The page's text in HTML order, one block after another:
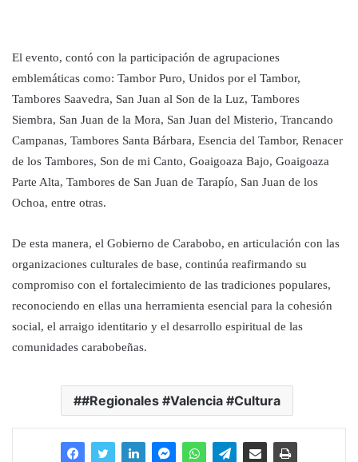
El evento, contó con la participación de agrupaciones
emblemáticas como: Tambor Puro, Unidos por el Tambor,
Tambores Saavedra, San Juan al Son de la Luz, Tambores
Siembra, San Juan de la Mora, San Juan del Misterio, Trancando
Campanas, Tambores Santa Bárbara, Esencia del Tambor, Renacer
de los Tambores, Son de mi Canto, Goaigoaza Bajo, Goaigoaza
Parte Alta, Tambores de San Juan de Tarapío, San Juan de los
Ochoa, entre otras.
De esta manera, el Gobierno de Carabobo, en articulación con las
organizaciones culturales de base, continúa reafirmando su
compromiso con el fortalecimiento de las tradiciones populares,
reconociendo en ellas una herramienta esencial para la cohesión
social, el arraigo identitario y el desarrollo espiritual de las
comunidades carabobeñas.
#Regionales #Valencia #Cultura